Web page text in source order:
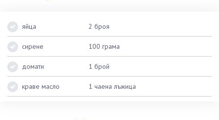
яйца 2 броя
сирене 100 грама
домати 1 брой
краве масло 1 чаена лъжица